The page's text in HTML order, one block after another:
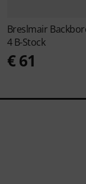
Breslmair
4 B-Stock
€ 61